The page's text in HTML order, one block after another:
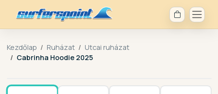
Kezdőlap Ruházat
Utcai ruházat
Cabrinha Hoodie 2025